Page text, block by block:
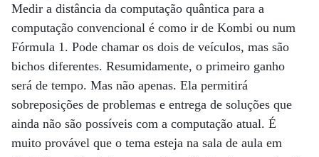
Medir a distância da computação quântica para a
computação convencional é como ir de Kombi ou num
Fórmula 1. Pode chamar os dois de veículos, mas são
bichos diferentes. Resumidamente, o primeiro ganho
será de tempo. Mas não apenas. Ela permitirá
sobreposições de problemas e entrega de soluções que
ainda não são possíveis com a computação atual. É
muito provável que o tema esteja na sala de aula em